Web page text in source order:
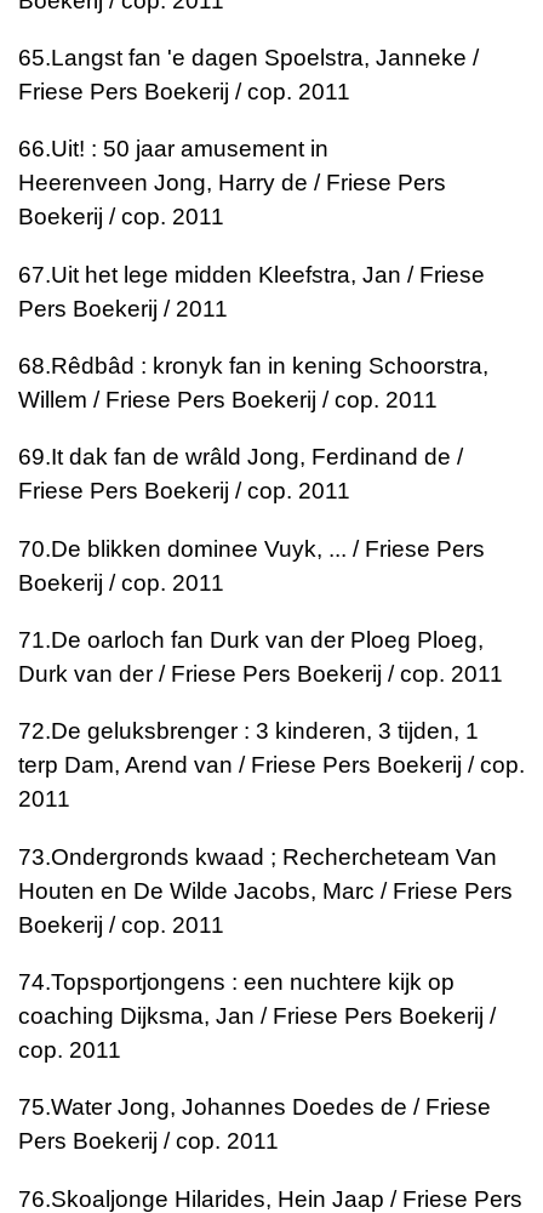
65.Langst fan 'e dagen Spoelstra, Janneke /
Friese Pers Boekerij / cop. 2011
66.Uit! : 50 jaar amusement in
Heerenveen Jong, Harry de / Friese Pers
Boekerij / cop. 2011
67.Uit het lege midden Kleefstra, Jan / Friese
Pers Boekerij / 2011
68.Rêdbâd : kronyk fan in kening Schoorstra,
Willem / Friese Pers Boekerij / cop. 2011
69.It dak fan de wrâld Jong, Ferdinand de /
Friese Pers Boekerij / cop. 2011
70.De blikken dominee Vuyk, ... / Friese Pers
Boekerij / cop. 2011
71.De oarloch fan Durk van der Ploeg Ploeg,
Durk van der / Friese Pers Boekerij / cop. 2011
72.De geluksbrenger : 3 kinderen, 3 tijden, 1
terp Dam, Arend van / Friese Pers Boekerij / cop.
2011
73.Ondergronds kwaad ; Rechercheteam Van
Houten en De Wilde Jacobs, Marc / Friese Pers
Boekerij / cop. 2011
74.Topsportjongens : een nuchtere kijk op
coaching Dijksma, Jan / Friese Pers Boekerij /
cop. 2011
75.Water Jong, Johannes Doedes de / Friese
Pers Boekerij / cop. 2011
76.Skoaljonge Hilarides, Hein Jaap / Friese Pers